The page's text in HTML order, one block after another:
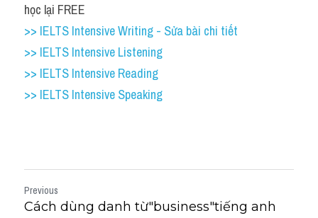
học lại FREE
>> IELTS Intensive Writing - Sửa bài chi tiết
>> IELTS Intensive Listening
>> IELTS Intensive Reading
>> IELTS Intensive Speaking
Previous
Cách dùng danh từ"business"tiếng anh